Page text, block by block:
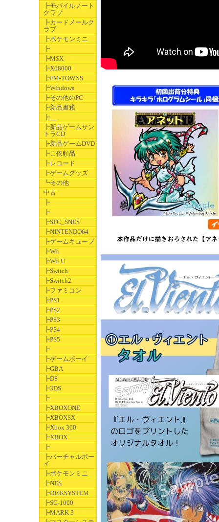
┣モバイルノート
クラブ
┣カードメールク
ラブ
┣ポケモンミニ
┣
┣MSX
┣X68000
┣FM-TOWNS
┣Windows
┣その他のPC
┣新品書籍
┣__
┣新品ゲームサン
トラCD
┣新品ゲームDVD
┣ご依頼品
┣レコード
┣ゲームグッズ
┗その他
中古
┣
┣
┣SFC_SNES
┣NINTENDO64
┣ゲームキューブ
┣Wii
┣Wii U
┣Switch
┣Switch2
┣ファミコン
┣PS1
┣PS2
┣PS3
┣PS4
┣PS5
┣
┣ゲームボーイ
┣GBA
┣DS
┣3DS
┣
┣XBOXONE
┣XBOXSX
┣Xbox 360
┣XBOX
┣
┣バーチャルボー
イ
┣ポケモンミニ
┣NES
┣DISKSYSTEM
┣SG-1000
┣MARK 3